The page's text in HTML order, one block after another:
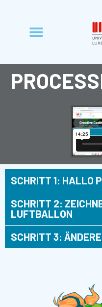
SCHRITT 1: HALLO
SCHRITT 2:
LUFTBALLON
SCHRITT 3: